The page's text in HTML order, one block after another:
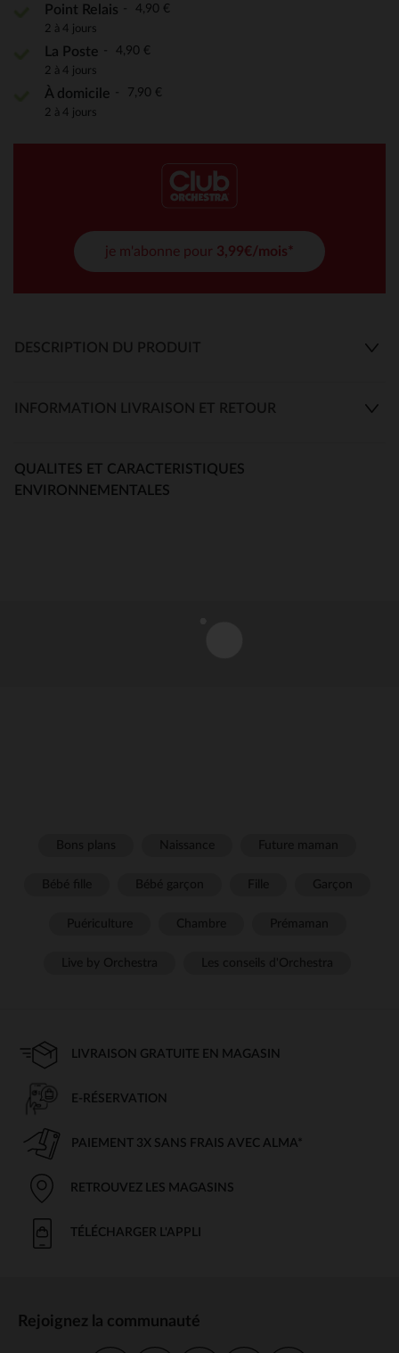
Point Relais 4,90 €
2 à 4 jours
La Poste 4,90 €
2 à 4 jours
À domicile 7,90 €
2 à 4 jours
je m'abonne pour 3,99€/mois*
DESCRIPTION DU PRODUIT
INFORMATION LIVRAISON ET RETOUR
QUALITES ET CARACTERISTIQUES
ENVIRONNEMENTALES
LIVRAISON GRATUITE EN MAGASIN
E-RÉSERVATION
PAIEMENT 3X SANS FRAIS AVEC ALMA*
RETROUVEZ LES MAGASINS
TÉLÉCHARGER L'APPLI
Rejoignez la communauté